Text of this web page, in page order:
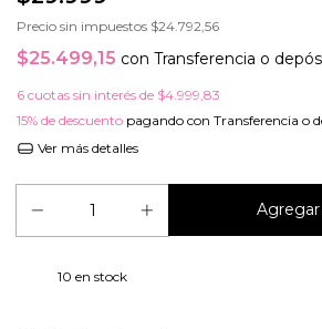
Precio sin impuestos $24.792,56
$25.499,15 con Transferencia o
6 cuotas sin interés de $4.999,83
15% de descuento pagando con Transferencia o
Ver más detalles
10 en stock